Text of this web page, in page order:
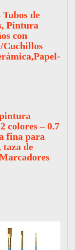
de
Pintura
con
Cuchillos
colores – 0.7
fina para
de